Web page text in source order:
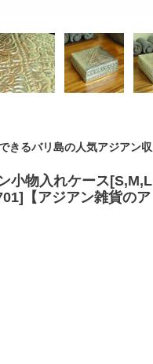
きるバリ島の人気アジアン収
小物入れケース[S,M,L
【アジアン雑貨のア